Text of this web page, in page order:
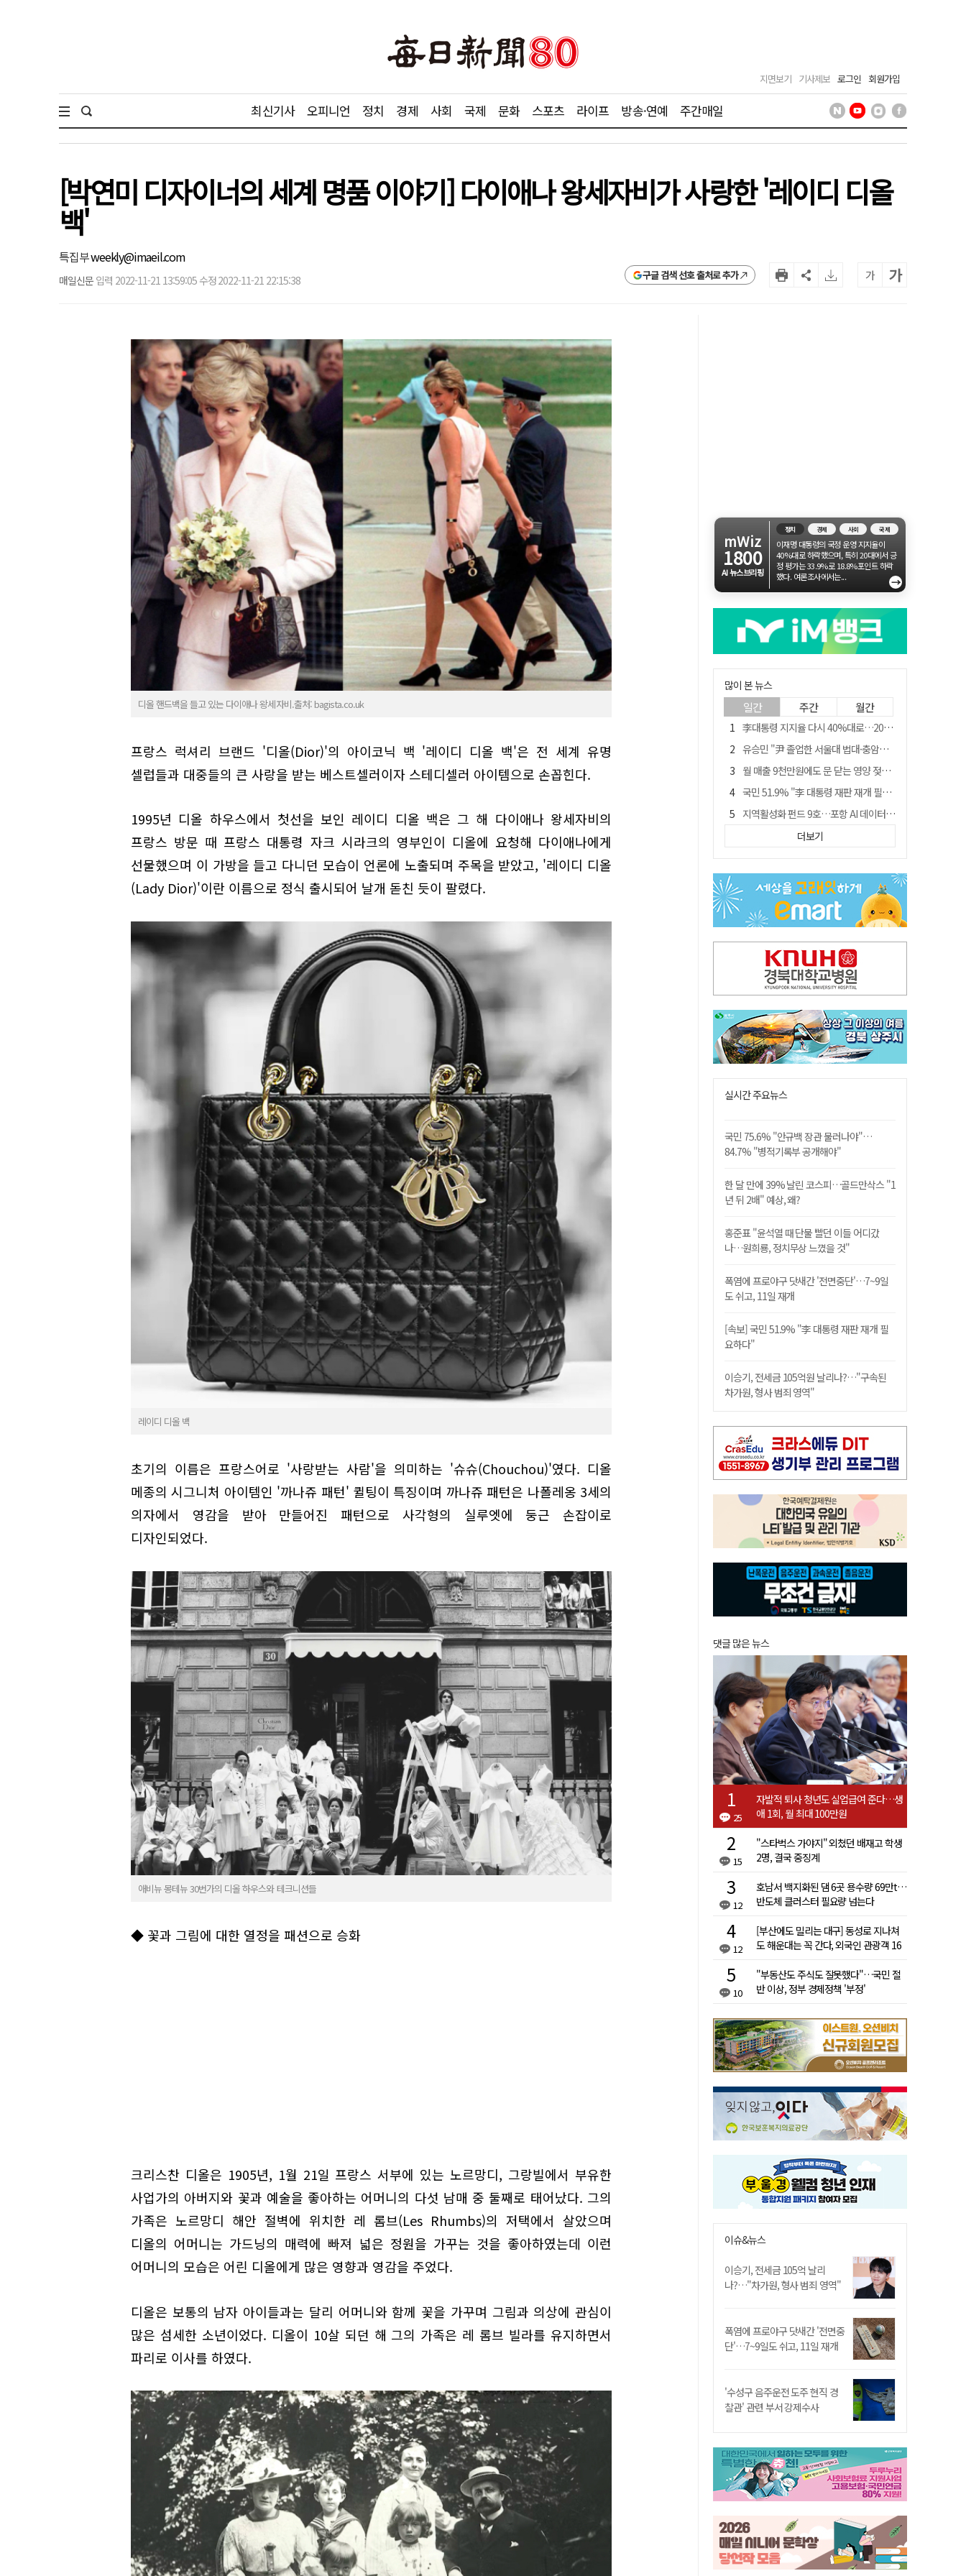
지면보기 기사제보 로그인 회원가입
최신기사 오피니언 정치 경제 사회 국제 문화 스포츠 라이프 방송·연예 주간매일
[박연미 디자이너의 세계 명품 이야기] 다이애나 왕세자비가 사랑한 '레이디 디올
백'
특집부weekly@imaeil.com
매일신문 입력 2022-11-21 13:59:05 수정 2022-11-21 22:15:38 구글 검색 선호 출처로 추가 가 가
디올 핸드백을 들고 있는 다이애나 왕세자비.출처: bagista.co.uk
프랑스 럭셔리 브랜드 '디올(Dior)'의 아이코닉 백 '레이디 디올 백'은 전 세계 유명
셀럽들과 대중들의 큰 사랑을 받는 베스트셀러이자 스테디셀러 아이템으로 손꼽힌다.
1995년 디올 하우스에서 첫선을 보인 레이디 디올 백은 그 해 다이애나 왕세자비의
프랑스 방문 때 프랑스 대통령 자크 시라크의 영부인이 디올에 요청해 다이애나에게
선물했으며 이 가방을 들고 다니던 모습이 언론에 노출되며 주목을 받았고, '레이디 디올
(Lady Dior)'이란 이름으로 정식 출시되어 날개 돋친 듯이 팔렸다.
레이디 디올 백
초기의 이름은 프랑스어로 '사랑받는 사람'을 의미하는 '슈슈(Chouchou)'였다. 디올
메종의 시그니처 아이템인 '까나쥬 패턴' 퀼팅이 특징이며 까나쥬 패턴은 나폴레옹 3세의
의자에서 영감을 받아 만들어진 패턴으로 사각형의 실루엣에 둥근 손잡이로
디자인되었다.
애비뉴 몽테뉴 30번가의 디올 하우스와 테크니션들
◆ 꽃과 그림에 대한 열정을 패션으로 승화
크리스찬 디올은 1905년, 1월 21일 프랑스 서부에 있는 노르망디, 그랑빌에서 부유한
사업가의 아버지와 꽃과 예술을 좋아하는 어머니의 다섯 남매 중 둘째로 태어났다. 그의
가족은 노르망디 해안 절벽에 위치한 레 롬브(Les Rhumbs)의 저택에서 살았으며
디올의 어머니는 가드닝의 매력에 빠져 넓은 정원을 가꾸는 것을 좋아하였는데 이런
어머니의 모습은 어린 디올에게 많은 영향과 영감을 주었다.
디올은 보통의 남자 아이들과는 달리 어머니와 함께 꽃을 가꾸며 그림과 의상에 관심이
많은 섬세한 소년이었다. 디올이 10살 되던 해 그의 가족은 레 롬브 빌라를 유지하면서
파리로 이사를 하였다.
mWiz
1800
AI 뉴스브리핑
정치 경제 사회 국제
이재명 대통령의 국정 운영 지지율이
40%대로 하락했으며, 특히 20대에서 긍
정 평가는 33.9%로 18.8%포인트 하락
했다. 여론조사에서는...
→
많이 본 뉴스
일간 주간 월간
李대통령 지지율 다시 40%대로…20대는 18.8%p 급락
유승민 "尹 졸업한 서울대 법대·충암고도 없애야"…李 육사 통합 직격
월 매출 9천만원에도 문 닫는 영양 젖소농장… "일할 사람이 없어"
국민 51.9% "李 대통령 재판 재개 필요하다"
지역활성화 펀드 9호…포항 AI 데이터센터에 6천억 투입
경북 영천시, 9월부터 11월까지 반값 여행 혜택 제공
'솔리다임 IPO 추진설' SK하이닉스, 주가 9% 급락
경찰, 홍명보 선임 의혹 수사…대한축구협회 전격 압수수색
"김용민, 흑백논리로 세상 보는 듯" 검찰 내부서 지탄
더보기
실시간 주요뉴스
국민 75.6% "안규백 장관 물러나야"…
84.7% "병적기록부 공개해야"
한 달 만에 39% 날린 코스피…골드만삭스 "1
년 뒤 2배" 예상, 왜?
홍준표 "윤석열 때 단물 빨던 이들 어디갔
나…원희룡, 정치무상 느꼈을 것"
폭염에 프로야구 닷새간 '전면중단'…7~9일
도 쉬고, 11일 재개
[속보] 국민 51.9% "李 대통령 재판 재개 필
요하다"
이승기, 전세금 105억원 날리나?…"구속된
차가원, 형사 범죄 영역"
댓글 많은 뉴스
25
자발적 퇴사 청년도 실업급여 준다…생
애 1회, 월 최대 100만원
15
"스타벅스 가야지" 외쳤던 배재고 학생
2명, 결국 중징계
12
호남서 백지화된 댐 6곳 용수량 69만t…
반도체 클러스터 필요량 넘는다
12
[부산에도 밀리는 대구] 동성로 지나쳐
도 해운대는 꼭 간다, 외국인 관광객 16
10
"부동산도 주식도 잘못했다"…국민 절
반 이상, 정부 경제정책 '부정'
이슈&뉴스
이승기, 전세금 105억 날리
나?…"차가원, 형사 범죄 영역"
폭염에 프로야구 닷새간 '전면중
단'…7~9일도 쉬고, 11일 재개
'수성구 음주운전 도주 현직 경
찰관' 관련 부서 강제수사